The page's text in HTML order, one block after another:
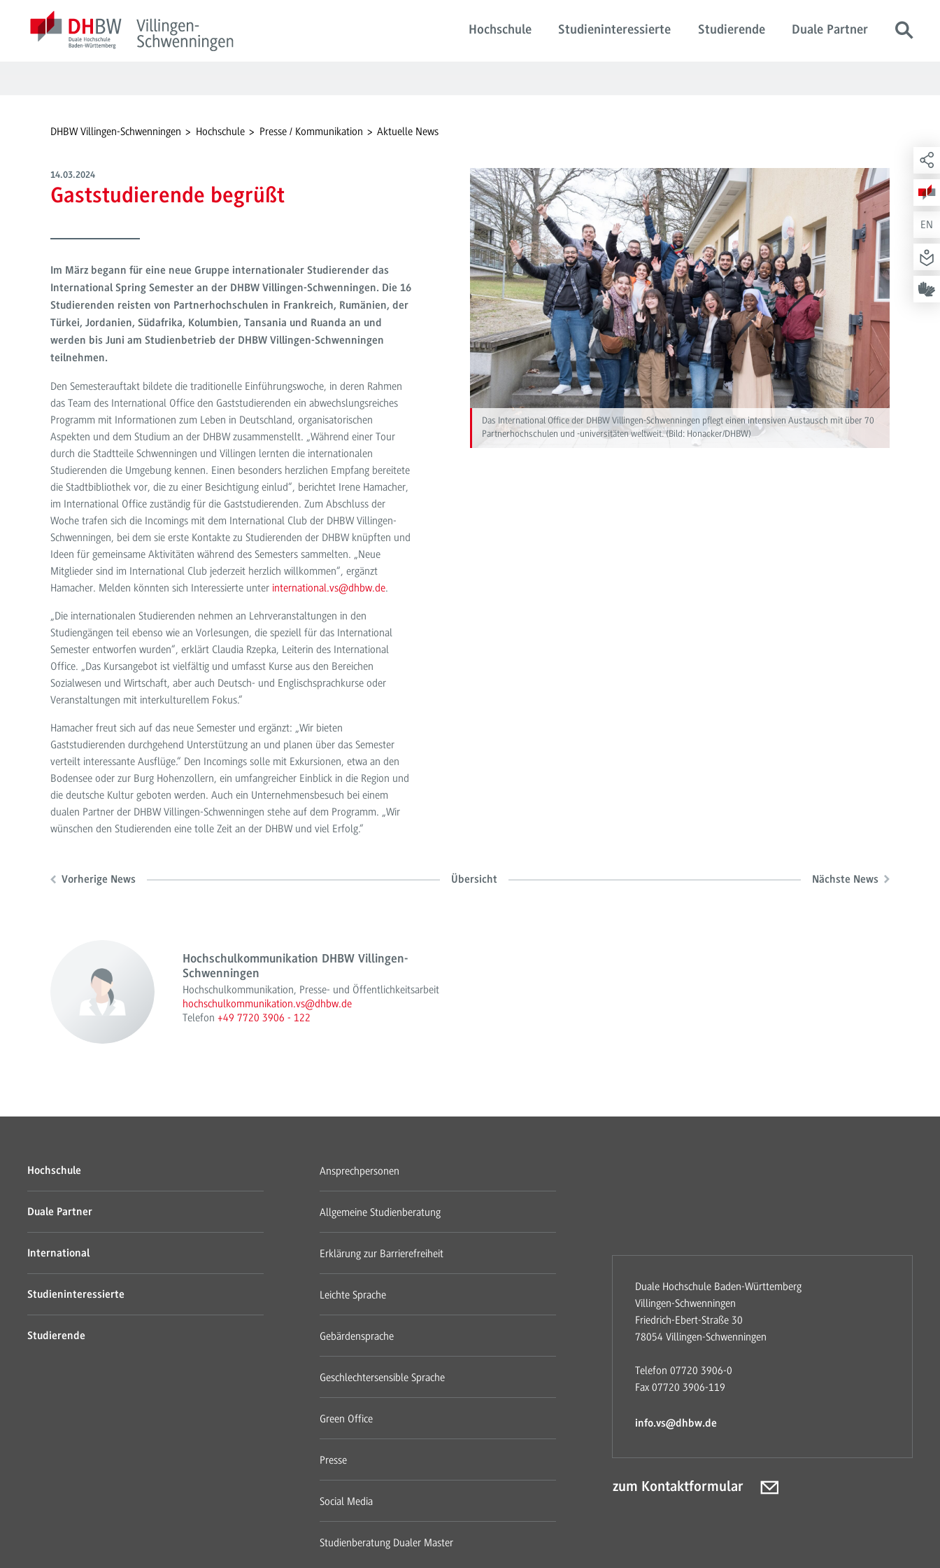
Hochschule Studieninteressierte Studierende Duale Partner
EN
DHBW Villingen-Schwenningen Hochschule Presse / Kommunikation Aktuelle News
14.03.2024
Gaststudierende begrüßt
Im März begann für eine neue Gruppe internationaler Studierender das
International Spring Semester an der DHBW Villingen-Schwenningen. Die 16
Studierenden reisten von Partnerhochschulen in Frankreich, Rumänien, der
Türkei, Jordanien, Südafrika, Kolumbien, Tansania und Ruanda an und
werden bis Juni am Studienbetrieb der DHBW Villingen-Schwenningen
teilnehmen.
Den Semesterauftakt bildete die traditionelle Einführungswoche, in deren Rahmen
das Team des International Office den Gaststudierenden ein abwechslungsreiches
Programm mit Informationen zum Leben in Deutschland, organisatorischen
Aspekten und dem Studium an der DHBW zusammenstellt. „Während einer Tour
durch die Stadtteile Schwenningen und Villingen lernten die internationalen
Studierenden die Umgebung kennen. Einen besonders herzlichen Empfang bereitete
die Stadtbibliothek vor, die zu einer Besichtigung einlud“, berichtet Irene Hamacher,
im International Office zuständig für die Gaststudierenden. Zum Abschluss der
Woche trafen sich die Incomings mit dem International Club der DHBW Villingen-
Schwenningen, bei dem sie erste Kontakte zu Studierenden der DHBW knüpften und
Ideen für gemeinsame Aktivitäten während des Semesters sammelten. „Neue
Mitglieder sind im International Club jederzeit herzlich willkommen“, ergänzt
Hamacher. Melden könnten sich Interessierte unter international.vs@dhbw.de.
„Die internationalen Studierenden nehmen an Lehrveranstaltungen in den
Studiengängen teil ebenso wie an Vorlesungen, die speziell für das International
Semester entworfen wurden“, erklärt Claudia Rzepka, Leiterin des International
Office. „Das Kursangebot ist vielfältig und umfasst Kurse aus den Bereichen
Sozialwesen und Wirtschaft, aber auch Deutsch- und Englischsprachkurse oder
Veranstaltungen mit interkulturellem Fokus.“
Hamacher freut sich auf das neue Semester und ergänzt: „Wir bieten
Gaststudierenden durchgehend Unterstützung an und planen über das Semester
verteilt interessante Ausflüge.“ Den Incomings solle mit Exkursionen, etwa an den
Bodensee oder zur Burg Hohenzollern, ein umfangreicher Einblick in die Region und
die deutsche Kultur geboten werden. Auch ein Unternehmensbesuch bei einem
dualen Partner der DHBW Villingen-Schwenningen stehe auf dem Programm. „Wir
wünschen den Studierenden eine tolle Zeit an der DHBW und viel Erfolg.“
Das International Office der DHBW Villingen-Schwenningen pflegt einen intensiven Austausch mit über 70
Partnerhochschulen und -universitäten weltweit. (Bild: Honacker/DHBW)
Vorherige News Übersicht Nächste News
Hochschulkommunikation DHBW Villingen-
Schwenningen
Hochschulkommunikation, Presse- und Öffentlichkeitsarbeit
hochschulkommunikation.vs@dhbw.de
Telefon +49 7720 3906 - 122
Hochschule
Duale Partner
International
Studieninteressierte
Studierende
Ansprechpersonen
Allgemeine Studienberatung
Erklärung zur Barrierefreiheit
Leichte Sprache
Gebärdensprache
Geschlechtersensible Sprache
Green Office
Presse
Social Media
Studienberatung Dualer Master
Duale Hochschule Baden-Württemberg
Villingen-Schwenningen
Friedrich-Ebert-Straße 30
78054 Villingen-Schwenningen
Telefon 07720 3906-0
Fax 07720 3906-119
info.vs@dhbw.de
zum Kontaktformular